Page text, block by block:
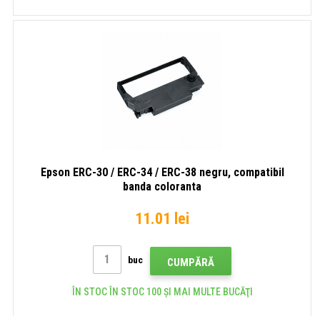
Epson ERC-30 / ERC-34 / ERC-38 negru, compatibil
banda coloranta
11.01 lei
buc CUMPĂRĂ
ÎN STOC ÎN STOC 100 ȘI MAI MULTE BUCĂŢI